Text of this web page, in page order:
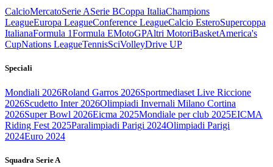
CalcioMercatoSerie ASerie BCoppa ItaliaChampions
LeagueEuropa LeagueConference LeagueCalcio EsteroSupercoppa
ItalianaFormula 1Formula EMotoGPAltri MotoriBasketAmerica's
CupNations LeagueTennisSciVolleyDrive UP
Speciali
Mondiali 2026Roland Garros 2026Sportmediaset Live Riccione
2026Scudetto Inter 2026Olimpiadi Invernali Milano Cortina
2026Super Bowl 2026Eicma 2025Mondiale per club 2025EICMA
Riding Fest 2025Paralimpiadi Parigi 2024Olimpiadi Parigi
2024Euro 2024
Squadra Serie A